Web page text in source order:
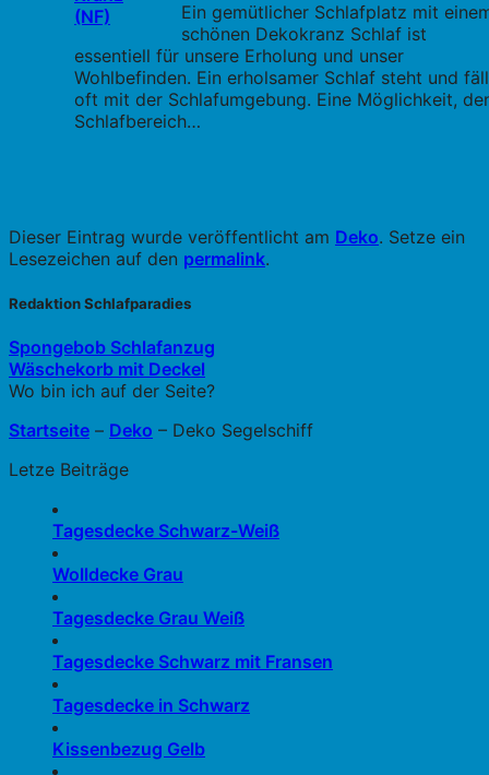
Ein gemütlicher Schlafplatz mit
schönen Dekokranz Schlaf ist
essentiell für unsere Erholung und unser
Wohlbefinden. Ein erholsamer Schlaf steht und
oft mit der Schlafumgebung. Eine Möglichkeit,
Schlafbereich…
Dieser Eintrag wurde veröffentlicht am Deko. Setze ein
Lesezeichen auf den permalink.
Redaktion Schlafparadies
Spongebob Schlafanzug
Wäschekorb mit Deckel
Wo bin ich auf der Seite?
Startseite – Deko – Deko Segelschiff
Letze Beiträge
Tagesdecke Schwarz-Weiß
Wolldecke Grau
Tagesdecke Grau Weiß
Tagesdecke Schwarz mit Fransen
Tagesdecke in Schwarz
Kissenbezug Gelb